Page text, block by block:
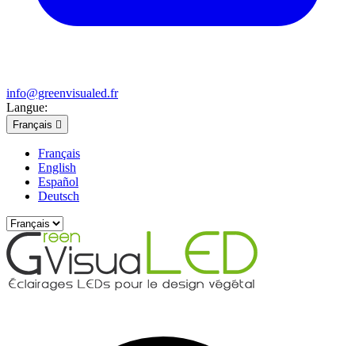
info@greenvisualed.fr
Langue:
Français 
Français
English
Español
Deutsch